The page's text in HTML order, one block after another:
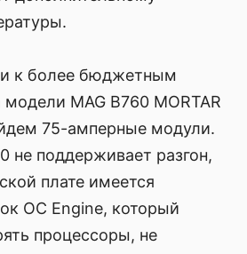
к более бюджетным
MAG B760 MORTAR
75-амперные модули.
не поддерживает разгон,
плате имеется
OC Engine, который
процессоры, не